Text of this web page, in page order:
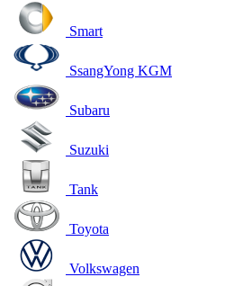
Smart
SsangYong KGM
Subaru
Suzuki
Tank
Toyota
Volkswagen